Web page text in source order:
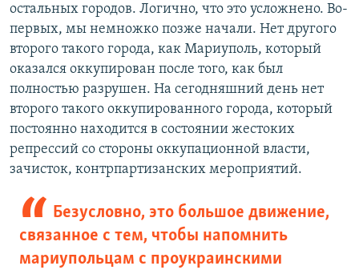
остальных городов. Логично, что это усложнено. Во-
первых, мы немножко позже начали. Нет другого
второго такого города, как Мариуполь, который
оказался оккупирован после того, как был
полностью разрушен. На сегодняшний день нет
второго такого оккупированного города, который
постоянно находится в состоянии жестоких
репрессий со стороны оккупационной власти,
зачисток, контрпартизанских мероприятий.
Безусловно, это большое движение,
связанное с тем, чтобы напомнить
мариупольцам с проукраинскими